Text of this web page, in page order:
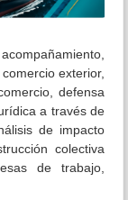
exterior,
defensa
a través de
de impacto
colectiva
de trabajo,